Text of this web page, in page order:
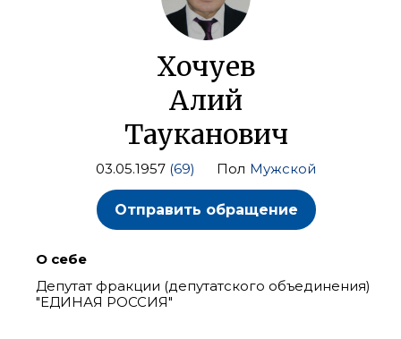
Хочуев
Алий
Тауканович
03.05.1957 (69) Пол Мужской
Отправить обращение
О себе
Депутат фракции (депутатского объединения)
"ЕДИНАЯ РОССИЯ"